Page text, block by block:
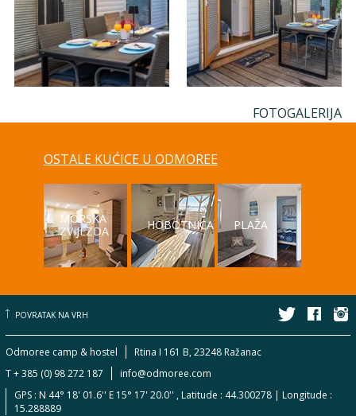
FOTOGALERIJA
OSTALE KUĆICE U ODMOREE
MORSKA
ZVIJEZDA
HOBOTNICA PLAŽA
POVRATAK NA VRH
Odmoree camp & hostel
Rtina I 161 B, 23248 Ražanac
T + 385 (0) 98 272 187
info@odmoree.com
GPS : N 44° 18' 01.6'' E 15° 17' 20.0'' , Latitude : 44.300278 | Longitude :
15.288889